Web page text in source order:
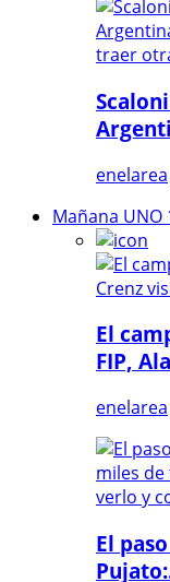
enelarea
Mañana UNO
El
FIP,
enelarea
El